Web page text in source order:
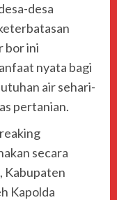
desa
bor ini
nyata bagi
air sehari-
pertanian.
secara
Kabupaten
Kapolda